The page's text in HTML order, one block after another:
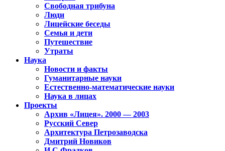
Свободная трибуна
Люди
Лицейские беседы
Семья и дети
Путешествие
Утраты
Наука
Новости и факты
Гуманитарные науки
Естественно-математические науки
Наука в лицах
Проекты
Архив «Лицея». 2000 — 2003
Русский Север
Архитектура Петрозаводска
Дмитрий Новиков